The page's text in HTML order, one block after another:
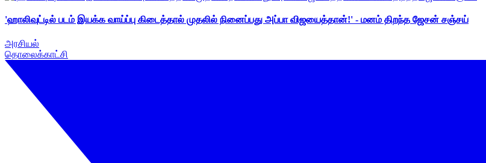
'ஹாலிவுட்டில் படம் இயக்க வாய்ப்பு கிடைத்தால் முதலில் நினைப்பது அப்பா விஜயைத்தான்!' - மனம் திறந்த ஜேசன் சஞ்சய்
அரசியல்
தொலைக்காட்சி